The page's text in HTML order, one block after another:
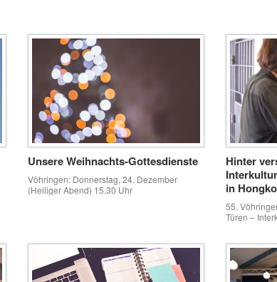
Unsere Weihnachts-Gottesdienste
Vöhringen: Donnerstag, 24. Dezember
(Heiliger Abend) 15.30 Uhr
Weihnachtstag) 9.30 Uhr
Abendmahlsgottesdienst Samstag, 26.
Dezember (2. Weihnachtstag) 11
Uhr Krabbelgottesdienst Sonntag, 27.
Hinter
in
55.
Türen –
Durch
in